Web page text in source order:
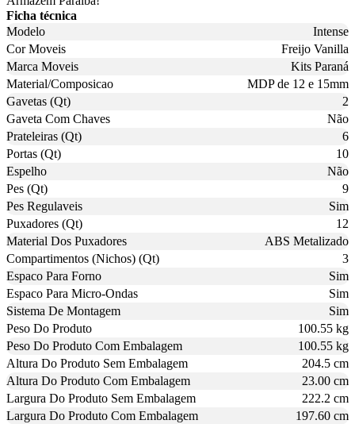
Ficha técnica
Modelo
Intense
Cor Moveis
Freijo Vanilla
Marca Moveis
Kits Paraná
Material/Composicao
MDP de 12 e 15mm
Gavetas (Qt)
2
Gaveta Com Chaves
Não
Prateleiras (Qt)
6
Portas (Qt)
10
Espelho
Não
Pes (Qt)
9
Pes Regulaveis
Sim
Puxadores (Qt)
12
Material Dos Puxadores
ABS Metalizado
Compartimentos (Nichos) (Qt)
3
Espaco Para Forno
Sim
Espaco Para Micro-Ondas
Sim
Sistema De Montagem
Sim
Peso Do Produto
100.55 kg
Peso Do Produto Com Embalagem
100.55 kg
Altura Do Produto Sem Embalagem
204.5 cm
Altura Do Produto Com Embalagem
23.00 cm
Largura Do Produto Sem Embalagem
222.2 cm
Largura Do Produto Com Embalagem
197.60 cm